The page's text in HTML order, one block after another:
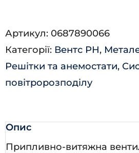
8019)
кількість
Артикул: 0687890066
Категорії: Вентс РН,
Решітки та анемостати,
повітророзподілу
Опис
Припливно-витяжна